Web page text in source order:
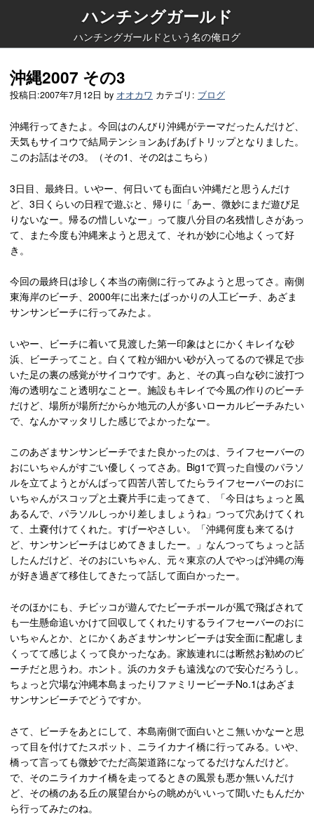
ハンチングガールド
ハンチングガールドという名の俺ログ
沖縄2007 その3
投稿日:2007年7月12日 by オオカワ カテゴリ: ブログ
沖縄行ってきたよ。今回はのんびり沖縄がテーマだったんだけど、
天気もサイコウで結局テンションあげあげトリップとなりました。
このお話はその3。（その1、その2はこちら）
3日目、最終日。いやー、何日いても面白い沖縄だと思うんだけ
ど、3日くらいの日程で遊ぶと、帰りに「あー、微妙にまだ遊び足
りないなー。帰るの惜しいなー」って腹八分目の名残惜しさがあっ
て、また今度も沖縄来ようと思えて、それが妙に心地よくって好
き。
今回の最終日は珍しく本当の南側に行ってみようと思ってさ。南側
東海岸のビーチ、2000年に出来たばっかりの人工ビーチ、あざま
サンサンビーチに行ってみたよ。
いやー、ビーチに着いて見渡した第一印象はとにかくキレイな砂
浜、ビーチってこと。白くて粒が細かい砂が入ってるので裸足で歩
いた足の裏の感覚がサイコウです。あと、その真っ白な砂に波打つ
海の透明なこと透明なことー。施設もキレイで今風の作りのビーチ
だけど、場所が場所だからか地元の人が多いローカルビーチみたい
で、なんかマッタリした感じでよかったなー。
このあざまサンサンビーチでまた良かったのは、ライフセーバーの
おにいちゃんがすごい優しくってさあ。Big1で買った自慢のパラソ
ルを立てようとがんばって四苦八苦してたらライフセーバーのおに
いちゃんがスコップと土嚢片手に走ってきて、「今日はちょっと風
あるんで、パラソルしっかり差しましょうね」つって穴あけてくれ
て、土嚢付けてくれた。すげーやさしい。「沖縄何度も来てるけ
ど、サンサンビーチはじめてきましたー。」なんつってちょっと話
したんだけど、そのおにいちゃん、元々東京の人でやっぱ沖縄の海
が好き過ぎて移住してきたって話して面白かったー。
そのほかにも、チビッコが遊んでたビーチボールが風で飛ばされて
も一生懸命追いかけて回収してくれたりするライフセーバーのおに
いちゃんとか、とにかくあざまサンサンビーチは安全面に配慮しま
くってて感じよくって良かったなあ。家族連れには断然お勧めのビ
ーチだと思うわ。ホント。浜のカタチも遠浅なので安心だろうし。
ちょっと穴場な沖縄本島まったりファミリービーチNo.1はあざま
サンサンビーチでどうですか。
さて、ビーチをあとにして、本島南側で面白いとこ無いかなーと思
って目を付けてたスポット、ニライカナイ橋に行ってみる。いや、
橋って言っても微妙でただ高架道路になってるだけなんだけど。
で、そのニライカナイ橋を走ってるときの風景も悪か無いんだけ
ど、その橋のある丘の展望台からの眺めがいいって聞いたもんだか
ら行ってみたのね。